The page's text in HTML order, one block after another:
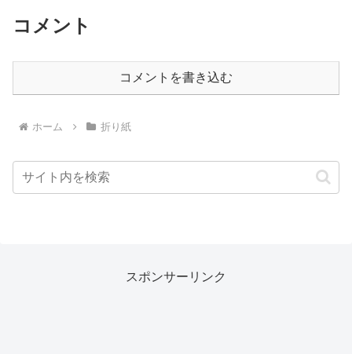
コメント
コメントを書き込む
ホーム 折り紙
スポンサーリンク